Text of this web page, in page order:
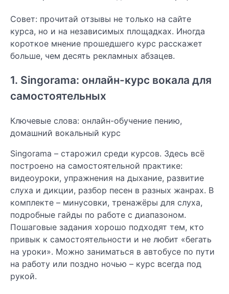
Совет: прочитай отзывы не только на сайте
курса, но и на независимых площадках. Иногда
короткое мнение прошедшего курс расскажет
больше, чем десять рекламных абзацев.
1. Singorama: онлайн-курс вокала для
самостоятельных
Ключевые слова: онлайн-обучение пению,
домашний вокальный курс
Singorama – старожил среди курсов. Здесь всё
построено на самостоятельной практике:
видеоуроки, упражнения на дыхание, развитие
слуха и дикции, разбор песен в разных жанрах. В
комплекте – минусовки, тренажёры для слуха,
подробные гайды по работе с диапазоном.
Пошаговые задания хорошо подходят тем, кто
привык к самостоятельности и не любит «бегать
на уроки». Можно заниматься в автобусе по пути
на работу или поздно ночью – курс всегда под
рукой.